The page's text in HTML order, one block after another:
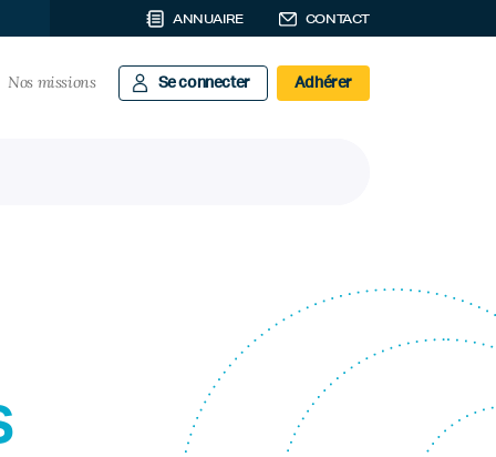
ANNUAIRE CONTACT
Nos missions Se connecter Adhérer